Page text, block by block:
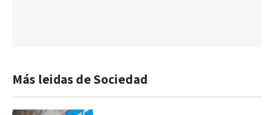
Más leidas de Sociedad